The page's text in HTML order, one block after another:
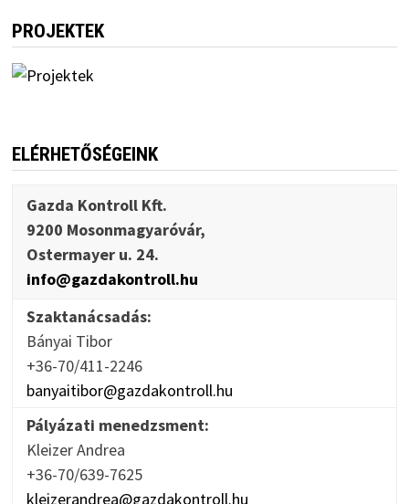
PROJEKTEK
ELÉRHETŐSÉGEINK
Gazda Kontroll Kft.
9200 Mosonmagyaróvár,
Ostermayer u. 24.
info@gazdakontroll.hu
Szaktanácsadás:
Bányai Tibor
+36-70/411-2246
banyaitibor@gazdakontroll.hu
Pályázati menedzsment:
Kleizer Andrea
+36-70/639-7625
kleizerandrea@gazdakontroll.hu